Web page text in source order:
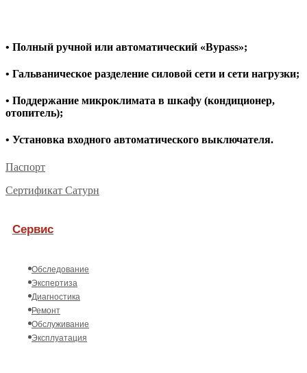
• Полный ручной или автоматический «Bypass»;
• Гальваническое разделение силовой сети и сети нагрузки;
• Поддержание микроклимата в шкафу (кондиционер,
отопитель);
• Установка входного автоматического выключателя.
Паспорт
Сертификат Сатурн
Сервис
Обследование
Экспертиза
Диагностика
Ремонт
Обслуживание
Эксплуатация